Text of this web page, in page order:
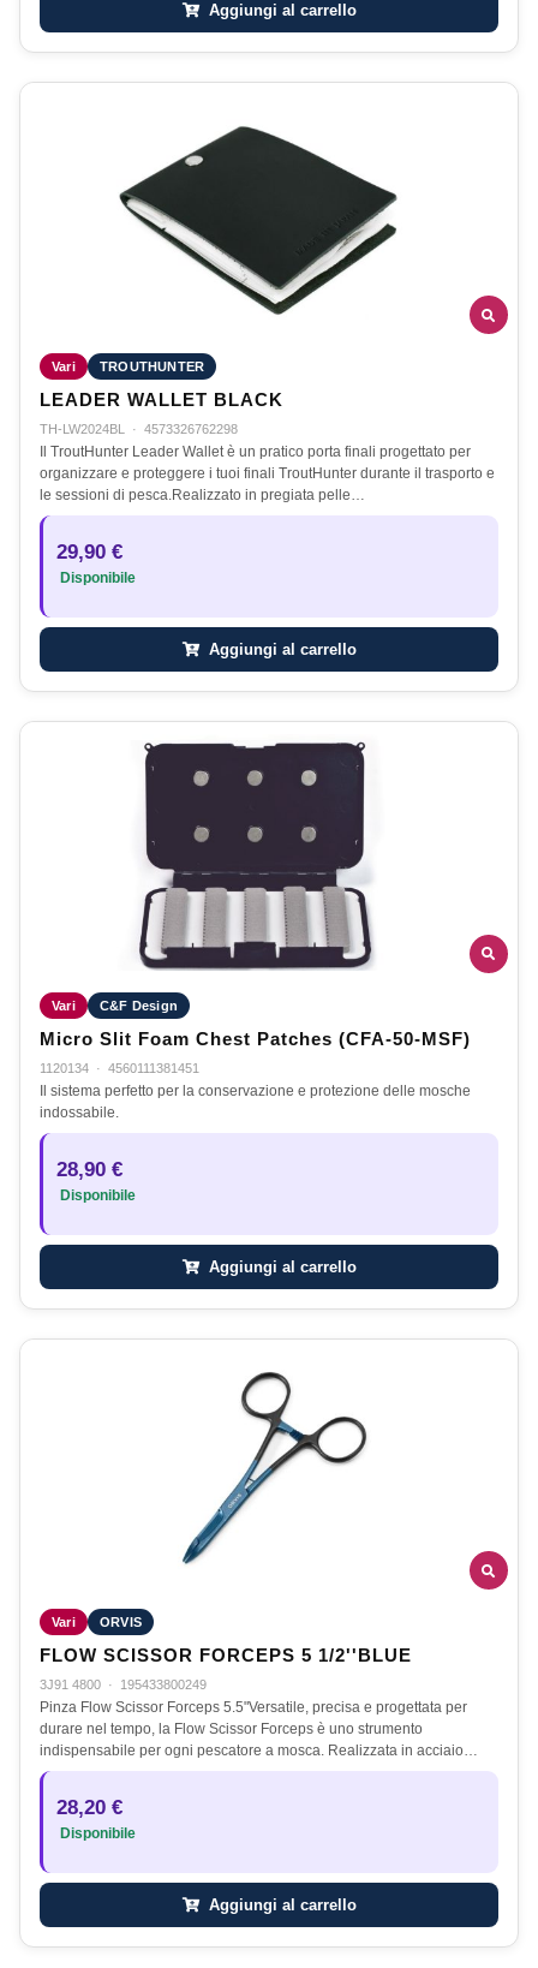
Aggiungi al carrello
Vari TROUTHUNTER
LEADER WALLET BLACK
TH-LW2024BL · 4573326762298
Il TroutHunter Leader Wallet è un pratico porta finali progettato per
organizzare e proteggere i tuoi finali TroutHunter durante il trasporto e
le sessioni di pesca.Realizzato in pregiata pelle…
29,90 €
Disponibile
Aggiungi al carrello
Vari C&F Design
Micro Slit Foam Chest Patches (CFA-50-MSF)
1120134 · 4560111381451
Il sistema perfetto per la conservazione e protezione delle mosche
indossabile.
28,90 €
Disponibile
Aggiungi al carrello
Vari ORVIS
FLOW SCISSOR FORCEPS 5 1/2''BLUE
3J91 4800 · 195433800249
Pinza Flow Scissor Forceps 5.5"Versatile, precisa e progettata per
durare nel tempo, la Flow Scissor Forceps è uno strumento
indispensabile per ogni pescatore a mosca. Realizzata in acciaio…
28,20 €
Disponibile
Aggiungi al carrello